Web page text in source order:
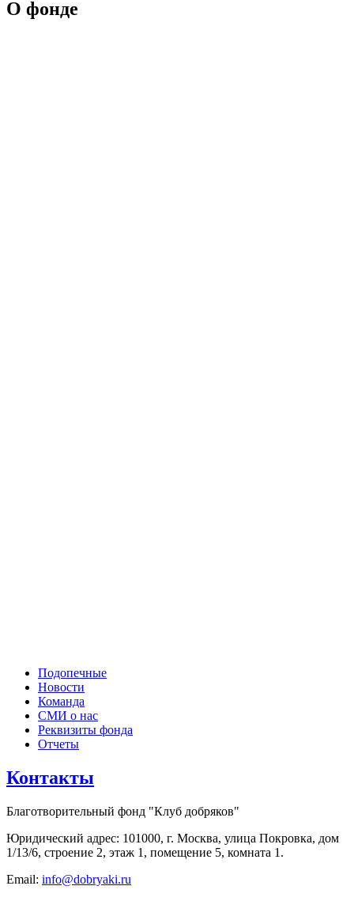
О фонде
Подопечные
Новости
Команда
СМИ о нас
Реквизиты фонда
Отчеты
Контакты
Благотворительный фонд "Клуб добряков"
Юридический адрес: 101000, г. Москва, улица Покровка, дом
1/13/6, строение 2, этаж 1, помещение 5, комната 1.
Email: info@dobryaki.ru